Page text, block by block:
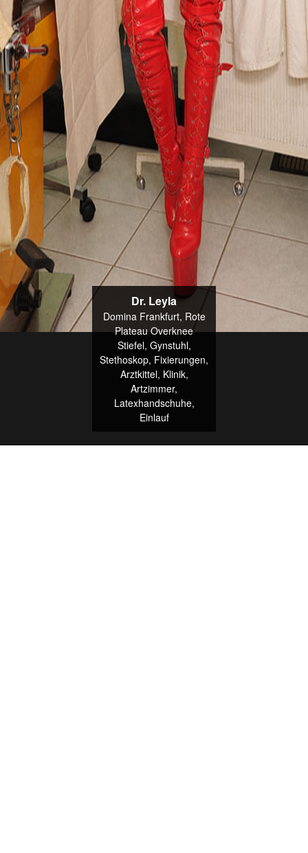
Dr. Leyla
Domina Frankfurt, Rote
Plateau Overknee Stiefel,
Gynstuhl, Stethoskop,
Fixierungen, Arztkittel, Klinik,
Artzimmer, Latexhandschuhe,
Einlauf, Patientenbett,
ArztpraxisUntersuchungsspiele
Dr. Leyla
Domina Frankfurt, Rote
Plateau Overknee
Stiefel, Gynstuhl,
Stethoskop, Fixierungen,
Arztkittel, Klinik,
Artzimmer,
Latexhandschuhe,
Einlauf
Dr. Leyla
Domina Frankfurt, Rote
Plateau Overknee Stiefel,
Gynstuhl, Stethoskop,
Fixierungen, Arztkittel, Klinik,
Artzimmer, Latexhandschuhe,
Einlauf, Patientenbett,
ArztpraxisUntersuchungsspiele